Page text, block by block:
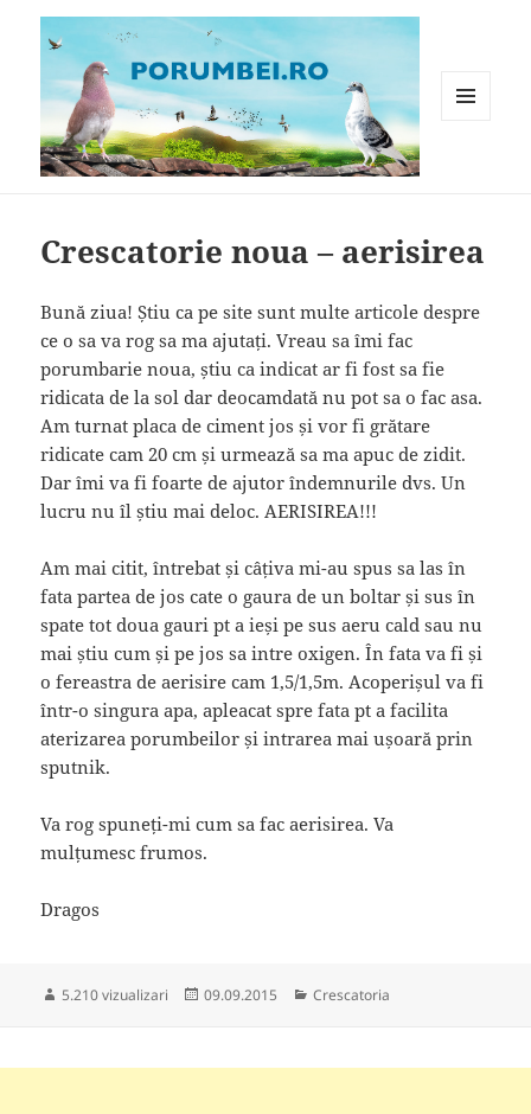
Crescatorie noua – aerisirea
Bună ziua! Știu ca pe site sunt multe articole despre
ce o sa va rog sa ma ajutați. Vreau sa îmi fac
porumbarie noua, știu ca indicat ar fi fost sa fie
ridicata de la sol dar deocamdată nu pot sa o fac asa.
Am turnat placa de ciment jos și vor fi grătare
ridicate cam 20 cm și urmează sa ma apuc de zidit.
Dar îmi va fi foarte de ajutor îndemnurile dvs. Un
lucru nu îl știu mai deloc. AERISIREA!!!
Am mai citit, întrebat și câțiva mi-au spus sa las în
fata partea de jos cate o gaura de un boltar și sus în
spate tot doua gauri pt a ieși pe sus aeru cald sau nu
mai știu cum și pe jos sa intre oxigen. În fata va fi și
o fereastra de aerisire cam 1,5/1,5m. Acoperișul va fi
într-o singura apa, apleacat spre fata pt a facilita
aterizarea porumbeilor și intrarea mai ușoară prin
sputnik.
Va rog spuneți-mi cum sa fac aerisirea. Va
mulțumesc frumos.
Dragos
5.210 vizualizari
Publicat
09.09.2015 Categorii
Crescatoria